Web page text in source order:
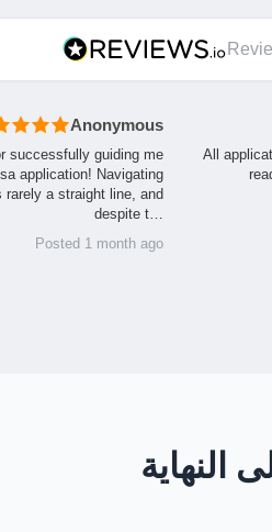
All
Anonymous
successfully guiding me
application! Navigating
rarely a straight line, and
despite t…
Posted 1 month ago
النهاية